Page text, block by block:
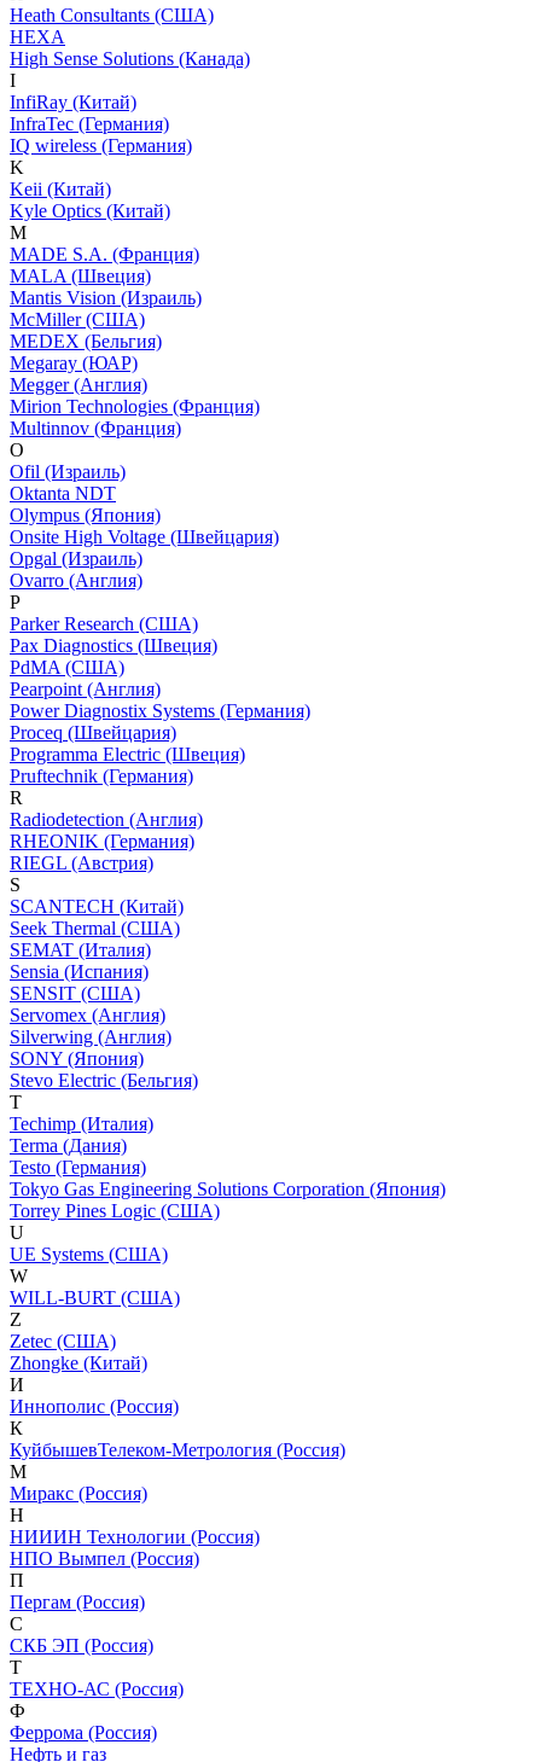
Heath Consultants (США)
HEXA
High Sense Solutions (Канада)
I
InfiRay (Китай)
InfraTec (Германия)
IQ wireless (Германия)
K
Keii (Китай)
Kyle Optics (Китай)
M
MADE S.A. (Франция)
MALA (Швеция)
Mantis Vision (Израиль)
McMiller (США)
MEDEX (Бельгия)
Megaray (ЮАР)
Megger (Англия)
Mirion Technologies (Франция)
Multinnov (Франция)
O
Ofil (Израиль)
Oktanta NDT
Olympus (Япония)
Onsite High Voltage (Швейцария)
Opgal (Израиль)
Ovarro (Англия)
P
Parker Research (США)
Pax Diagnostics (Швеция)
PdMA (США)
Pearpoint (Англия)
Power Diagnostix Systems (Германия)
Proceq (Швейцария)
Programma Electric (Швеция)
Pruftechnik (Германия)
R
Radiodetection (Англия)
RHEONIK (Германия)
RIEGL (Австрия)
S
SCANTECH (Китай)
Seek Thermal (США)
SEMAT (Италия)
Sensia (Испания)
SENSIT (США)
Servomex (Англия)
Silverwing (Англия)
SONY (Япония)
Stevo Electric (Бельгия)
T
Techimp (Италия)
Terma (Дания)
Testo (Германия)
Tokyo Gas Engineering Solutions Corporation (Япония)
Torrey Pines Logic (США)
U
UE Systems (США)
W
WILL-BURT (США)
Z
Zetec (США)
Zhongke (Китай)
И
Иннополис (Россия)
К
КуйбышевТелеком-Метрология (Россия)
М
Миракс (Россия)
Н
НИИИН Технологии (Россия)
НПО Вымпел (Россия)
П
Пергам (Россия)
С
СКБ ЭП (Россия)
Т
ТЕХНО-АС (Россия)
Ф
Феррома (Россия)
Нефть и газ